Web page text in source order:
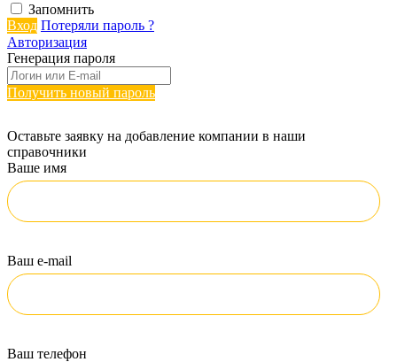
Запомнить
Вход Потеряли пароль ?
Авторизация
Генерация пароля
Получить новый пароль
Оставьте заявку на добавление компании в наши
справочники
Ваше имя
Ваш e-mail
Ваш телефон